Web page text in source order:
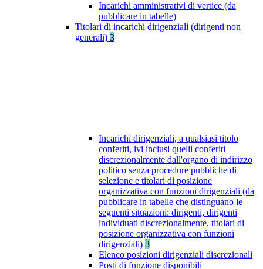
Incarichi amministrativi di vertice (da
pubblicare in tabelle)
Titolari di incarichi dirigenziali (dirigenti non
generali) 3
Incarichi dirigenziali, a qualsiasi titolo
conferiti, ivi inclusi quelli conferiti
discrezionalmente dall'organo di indirizzo
politico senza procedure pubbliche di
selezione e titolari di posizione
organizzativa con funzioni dirigenziali (da
pubblicare in tabelle che distinguano le
seguenti situazioni: dirigenti, dirigenti
individuati discrezionalmente, titolari di
posizione organizzativa con funzioni
dirigenziali) 3
Elenco posizioni dirigenziali discrezionali
Posti di funzione disponibili